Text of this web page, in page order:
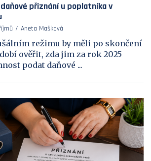
přiznání u poplatníka v
Aneta Mašková
režimu by měli po skončení
ověřit, zda jim za rok 2025
podat daňové ...